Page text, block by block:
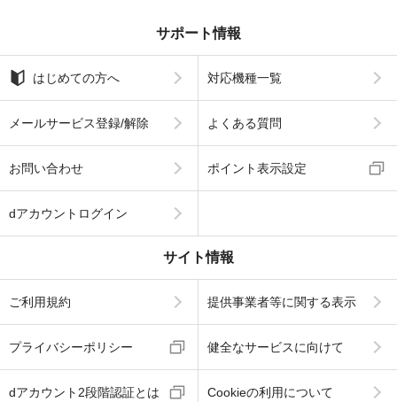
サポート情報
はじめての方へ 対応機種一覧
メールサービス登録/解除 よくある質問
お問い合わせ ポイント表示設定
dアカウントログイン
サイト情報
ご利用規約 提供事業者等に関する表示
プライバシーポリシー 健全なサービスに向けて
dアカウント2段階認証とは Cookieの利用について